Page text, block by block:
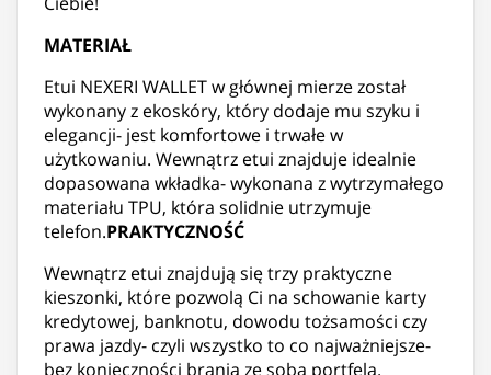
MATERIAŁ
Etui NEXERI WALLET w głównej mierze został
wykonany z ekoskóry, który dodaje mu szyku i
elegancji- jest komfortowe i trwałe w
użytkowaniu. Wewnątrz etui znajduje idealnie
dopasowana wkładka- wykonana z wytrzymałego
materiału TPU, która solidnie utrzymuje
telefon.PRAKTYCZNOŚĆ
Wewnątrz etui znajdują się trzy praktyczne
kieszonki, które pozwolą Ci na schowanie karty
kredytowej, banknotu, dowodu tożsamości czy
prawa jazdy- czyli wszystko to co najważniejsze-
bez konieczności brania ze sobą portfela.